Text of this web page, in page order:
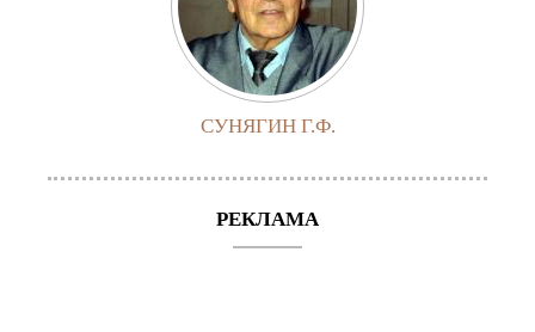
СУНЯГИН Г.Ф.
РЕКЛАМА